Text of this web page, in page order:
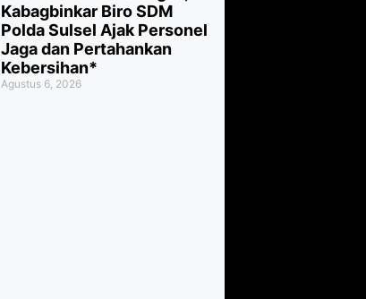
Kabagbinkar Biro SDM
Polda Sulsel Ajak Personel
Jaga dan Pertahankan
Kebersihan*
Agustus 6, 2026